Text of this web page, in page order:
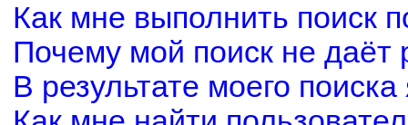
Как мне выполнить поиск
Почему мой поиск не даёт
В результате моего